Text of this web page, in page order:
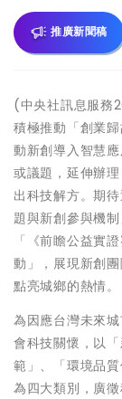
推廣新聞稿
(中央社訊息服
積極推動「創業
動新創導入智慧
或議題，延伸辦
出科技解方。期
題與新創參與機
「《前瞻公益實
動」，展現新創
點亮城鄉的熱情。
為因應台灣未來
會科技關懷，以
範」、「環境品
為四大類別，廣